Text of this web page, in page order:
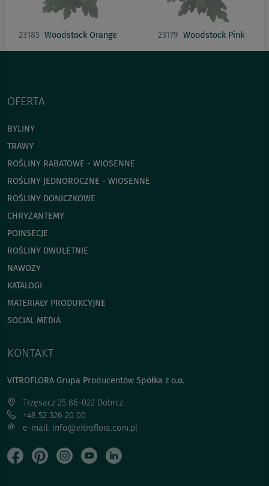
23185 Woodstock Orange 23179 Woodstock Pink
OFERTA
BYLINY
TRAWY
ROŚLINY RABATOWE - WIOSENNE
ROŚLINY JEDNOROCZNE - WIOSENNE
ROŚLINY DONICZKOWE
CHRYZANTEMY
POINSECJE
ROŚLINY DWULETNIE
NAWOZY
KATALOGI
MATERIAŁY PRODUKCYJNE
SOCIAL MEDIA
KONTAKT
VITROFLORA Grupa Producentów Spółka z o.o.
Trzęsacz 25 86-022 Dobrcz
+48 52 326 20 00
e-mail: info@vitroflora.com.pl